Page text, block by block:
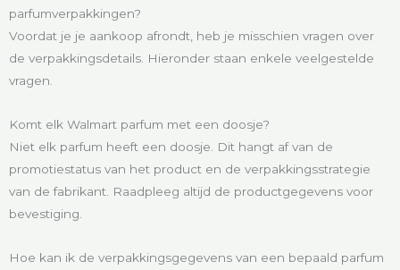
parfumverpakkingen?
Voordat je je aankoop afrondt, heb je misschien vragen over
de verpakkingsdetails. Hieronder staan enkele veelgestelde
vragen.
Komt elk Walmart parfum met een doosje?
Niet elk parfum heeft een doosje. Dit hangt af van de
promotiestatus van het product en de verpakkingsstrategie
van de fabrikant. Raadpleeg altijd de productgegevens voor
bevestiging.
Hoe kan ik de verpakkingsgegevens van een bepaald parfum